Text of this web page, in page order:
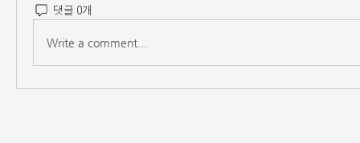
댓글 0개
Write a comment...